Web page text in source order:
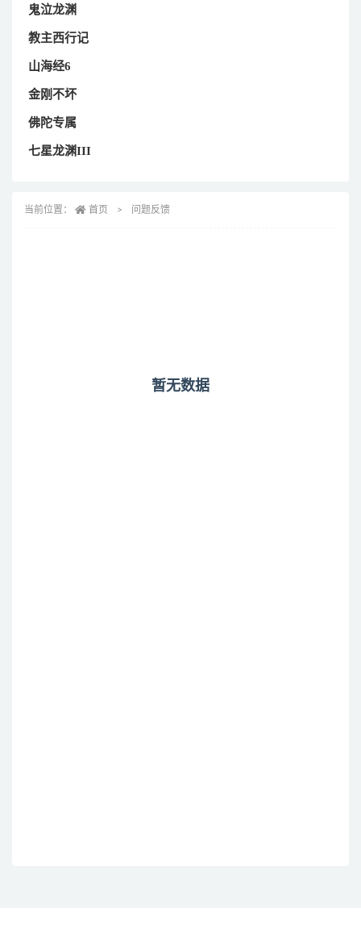
鬼泣龙渊
教主西行记
山海经6
金刚不坏
佛陀专属
七星龙渊III
当前位置： 首页 问题反馈
暂无数据